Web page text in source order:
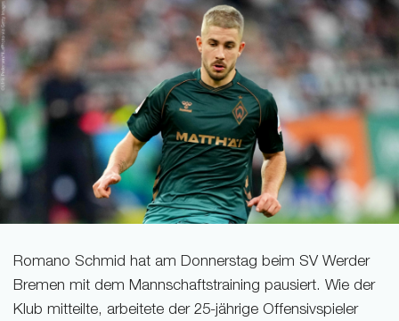
Romano Schmid hat am Donnerstag beim SV Werder
Bremen mit dem Mannschaftstraining pausiert. Wie der
Klub mitteilte, arbeitete der 25-jährige Offensivspieler